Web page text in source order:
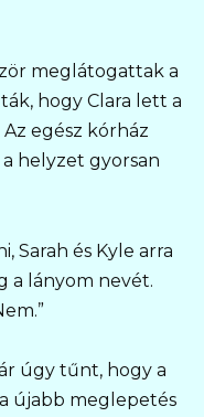
meglátogattak a
hogy Clara lett a
egész kórház
helyzet gyorsan
Sarah és Kyle arra
a lányom nevét.
úgy tűnt, hogy a
újabb meglepetés